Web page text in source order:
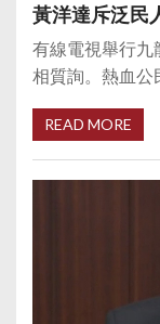
黃洋達斥泛民
有線電視舉行九
相質詢。熱血公
READ MORE